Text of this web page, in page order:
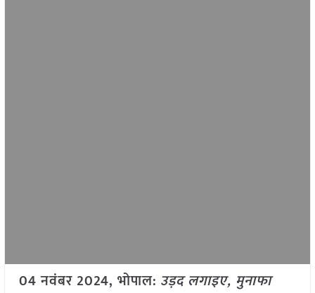
04 नवंबर 2024, भोपाल: उड़द लगाइए, मुनाफा